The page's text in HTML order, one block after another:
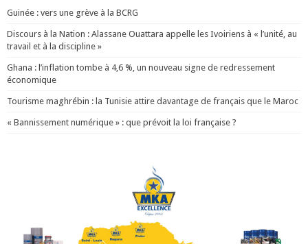
Guinée : vers une grève à la BCRG
Discours à la Nation : Alassane Ouattara appelle les Ivoiriens à « l’unité, au
travail et à la discipline »
Ghana : l’inflation tombe à 4,6 %, un nouveau signe de redressement
économique
Tourisme maghrébin : la Tunisie attire davantage de français que le Maroc
« Bannissement numérique » : que prévoit la loi française ?